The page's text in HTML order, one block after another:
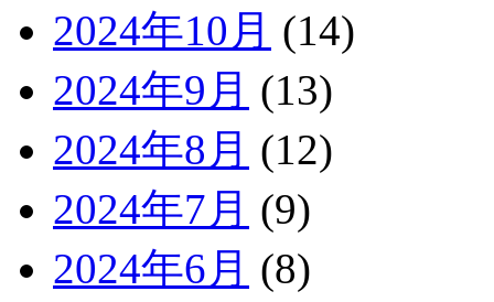
2024年10月 (14)
2024年9月 (13)
2024年8月 (12)
2024年7月 (9)
2024年6月 (8)